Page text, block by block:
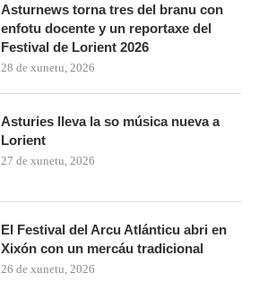
Asturnews torna tres del branu con
enfotu docente y un reportaxe del
Festival de Lorient 2026
28 de xunetu, 2026
Asturies lleva la so música nueva a
Lorient
27 de xunetu, 2026
El Festival del Arcu Atlánticu abri en
Xixón con un mercáu tradicional
26 de xunetu, 2026